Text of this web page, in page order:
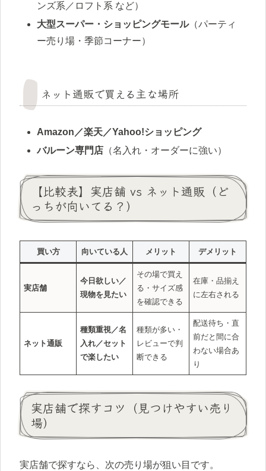
ンズ系／ロフト系 など）
大型スーパー・ショッピングモール（パーティ
ー売り場・季節コーナー）
ネット通販で買える主な場所
Amazon／楽天／Yahoo!ショッピング
バルーン専門店 （名入れ・オーダーに強い）
【比較表】実店舗 vs ネット通販（ど
っちが向いてる？）
買い方 向いている人 メリット デメリット
実店舗
今日欲しい／
現物を見たい
その場で買え
る・サイズ感
を確認できる
在庫・品揃え
に左右される
ネット通販
種類重視／名
入れ／セット
で楽したい
種類が多い・
レビューで判
断できる
配送待ち・直
前だと間に合
わない場合あ
り
実店舗で探すコツ（見つけやすい売り
場）
実店舗で探すなら、次の売り場が狙い目です。